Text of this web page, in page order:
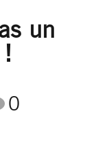
un
0